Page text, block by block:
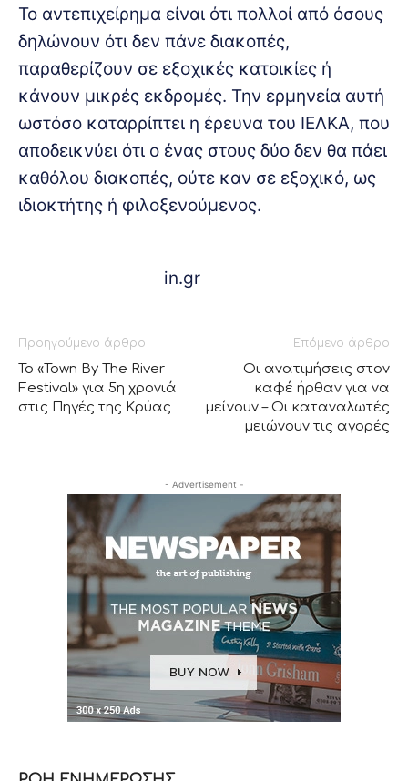
Το αντεπιχείρημα είναι ότι πολλοί από όσους
δηλώνουν ότι δεν πάνε διακοπές,
παραθερίζουν σε εξοχικές κατοικίες ή
κάνουν μικρές εκδρομές. Την ερμηνεία αυτή
ωστόσο καταρρίπτει η έρευνα του ΙΕΛΚΑ, που
αποδεικνύει ότι ο ένας στους δύο δεν θα πάει
καθόλου διακοπές, ούτε καν σε εξοχικό, ως
ιδιοκτήτης ή φιλοξενούμενος.
in.gr
Προηγούμενο άρθρο
Το «Town By The River
Festival» για 5η χρονιά
στις Πηγές της Κρύας
Επόμενο άρθρο
Οι ανατιμήσεις στον
καφέ ήρθαν για να
μείνουν – Οι καταναλωτές
μειώνουν τις αγορές
- Advertisement -